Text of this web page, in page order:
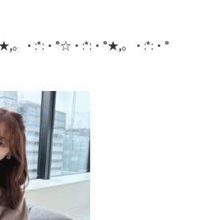
。・:*:・°☆・:*:・°★,。・:*:・°